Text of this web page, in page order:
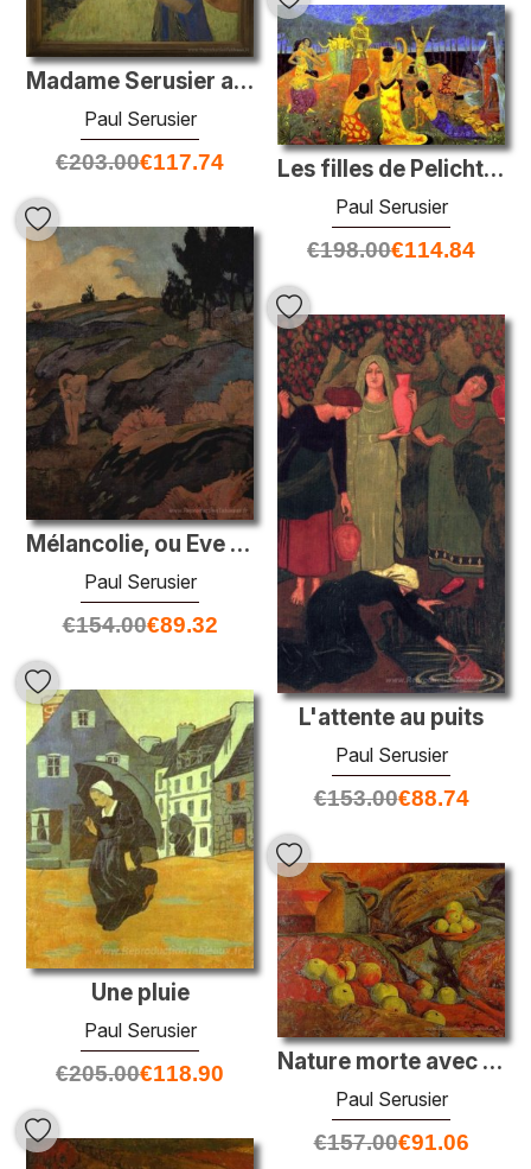
Madame Serusier avec un parasol
Paul Serusier
€203.00€117.74 Les filles de Pelichtim
Paul Serusier
€198.00€114.84
Mélancolie, ou Eve de Breton
Paul Serusier
€154.00€89.32
L'attente au puits
Paul Serusier
€153.00€88.74
Une pluie
Paul Serusier
€205.00€118.90 Nature morte avec des pommes et de la cruche
Paul Serusier
€157.00€91.06